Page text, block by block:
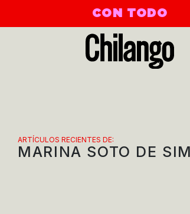
CON TODO
ARTÍCULOS RECIENTES DE:
MARINA SOTO DE